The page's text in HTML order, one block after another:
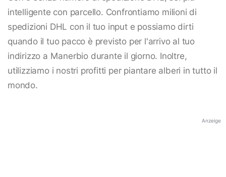
intelligente con parcello. Confrontiamo milioni di
spedizioni DHL con il tuo input e possiamo dirti
quando il tuo pacco è previsto per l'arrivo al tuo
indirizzo a Manerbio durante il giorno. Inoltre,
utilizziamo i nostri profitti per piantare alberi in tutto il
mondo.
Anzeige